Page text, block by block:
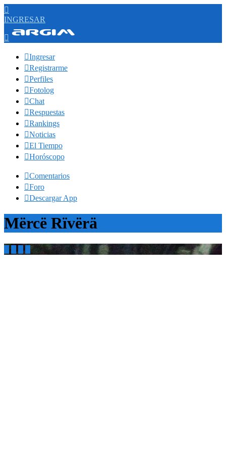

INGRESAR

Ingresar
Registrarme
Perfiles
Fotolog
Chat
Respuestas
Rankings
Noticias
El Tiempo
Horóscopo
Comentarios
Foro
Descargar App
Mërcë Rïvërä